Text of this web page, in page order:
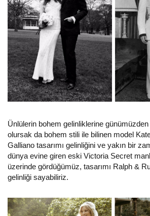
Ünlülerin bohem gelinliklerine
olursak da bohem stili ile bilinen model
Galliano tasarımı gelinliğini ve yakın bir
dünya evine giren eski Victoria Secret
üzerinde gördüğümüz, tasarımı Ralph &
gelinliği sayabiliriz.